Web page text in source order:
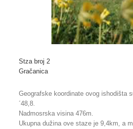
Stza broj 2
Gračanica
Geografske koordinate ovog ishodišta
´48,8.
Nadmosrska visina 476m.
Ukupna dužina ove staze je 9,4km, a